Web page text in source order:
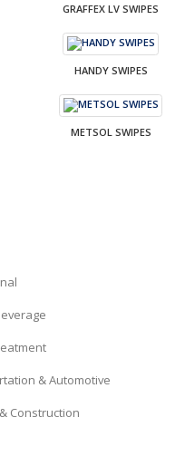
GRAFFEX LV SWIPES
HANDY SWIPES
METSOL SWIPES
& Automotive
Construction